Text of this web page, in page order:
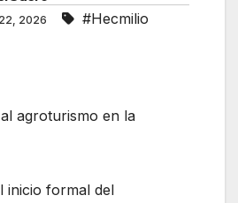
2026 #Hecmilio
agroturismo en la
inicio formal del